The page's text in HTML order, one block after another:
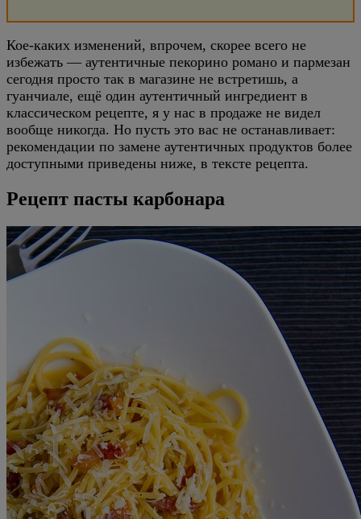
Кое-каких изменений, впрочем, скорее всего не
избежать — аутентичные пекорино романо и пармезан
сегодня просто так в магазине не встретишь, а
гуанчиале, ещё один аутентичный ингредиент в
классическом рецепте, я у нас в продаже не видел
вообще никогда. Но пусть это вас не останавливает:
рекомендации по замене аутентичных продуктов более
доступными приведены ниже, в тексте рецепта.
Рецепт пасты карбонара